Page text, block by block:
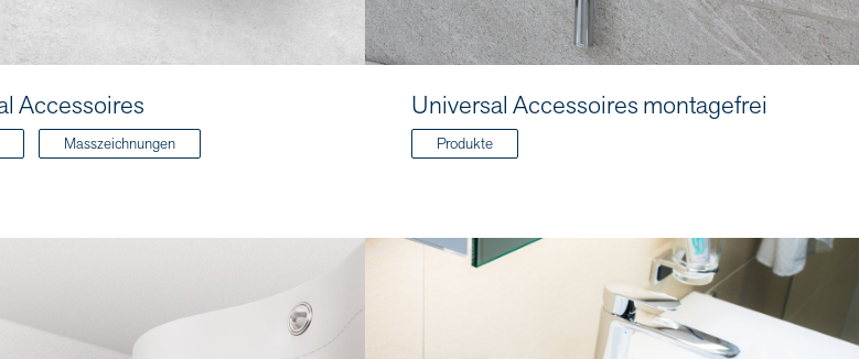
Accessoires
Masszeichnungen
Universal Accessoires montagefrei
Produkte